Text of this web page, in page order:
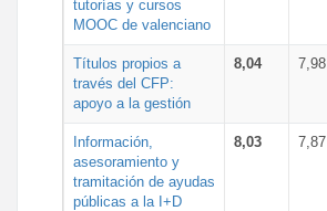
tutorías y cursos
MOOC de valenciano
Títulos propios a
través del CFP:
apoyo a la gestión
8,04 7,98
Información,
asesoramiento y
tramitación de ayudas
públicas a la I+D
8,03 7,87